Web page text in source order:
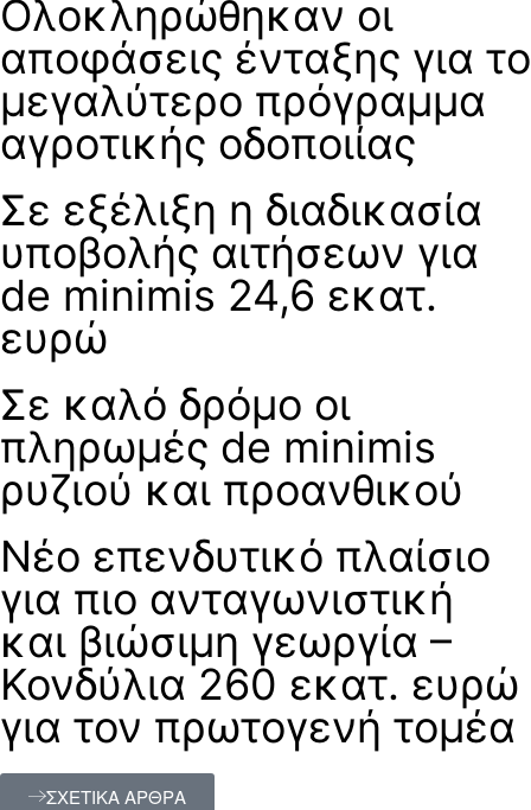
Ολοκληρώθηκαν οι
αποφάσεις ένταξης για το
μεγαλύτερο πρόγραμμα
αγροτικής οδοποιίας
Σε εξέλιξη η διαδικασία
υποβολής αιτήσεων για
de minimis 24,6 εκατ.
ευρώ
Σε καλό δρόμο οι
πληρωμές de minimis
ρυζιού και προανθικού
Νέο επενδυτικό πλαίσιο
για πιο ανταγωνιστική
και βιώσιμη γεωργία –
Κονδύλια 260 εκατ. ευρώ
για τον πρωτογενή τομέα
ΣΧΕΤΙΚΑ ΑΡΘΡΑ